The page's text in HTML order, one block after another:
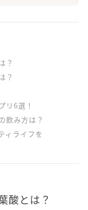
？
？
リ6選！
飲み方は？
ィライフを
酸とは？